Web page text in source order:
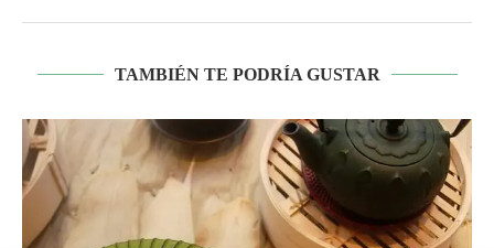
TAMBIÉN TE PODRÍA GUSTAR